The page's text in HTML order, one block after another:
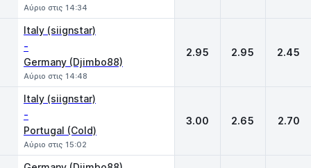
Αύριο στις 14:34
Italy (siignstar)
-
Germany (Djimbo88)
Αύριο στις 14:48
2.95 2.95 2.45
Italy (siignstar)
-
Portugal (Cold)
Αύριο στις 15:02
3.00 2.65 2.70